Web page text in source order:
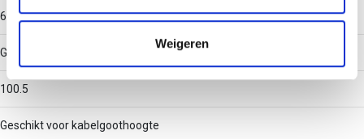
informatie die u aan ze heeft verstrekt of die ze hebben
verzameld op basis van uw gebruik van hun services.
Weigeren
60
Geschikt voor kabelgootbreedte
100.5
Geschikt voor kabelgoothoogte